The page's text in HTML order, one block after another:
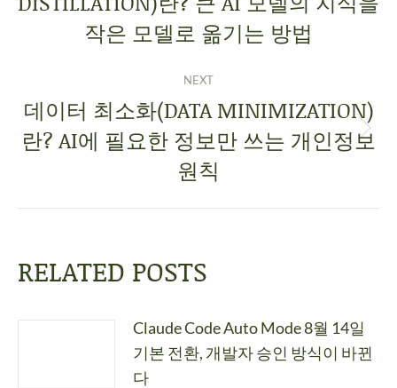
작은 모델로 옮기는 방법
NEXT
데이터 최소화(DATA MINIMIZATION)
란? AI에 필요한 정보만 쓰는 개인정보
원칙
RELATED POSTS
Claude Code Auto Mode 8월 14일
기본 전환, 개발자 승인 방식이 바뀐
다